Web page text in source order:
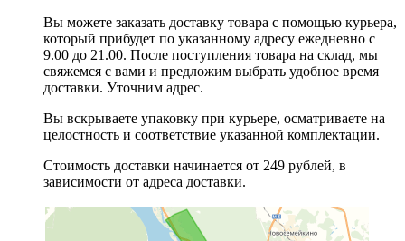
Вы можете заказать доставку товара с помощью курьера,
который прибудет по указанному адресу ежедневно с
9.00 до 21.00. После поступления товара на склад, мы
свяжемся с вами и предложим выбрать удобное время
доставки. Уточним адрес.
Вы вскрываете упаковку при курьере, осматриваете на
целостность и соответствие указанной комплектации.
Стоимость доставки начинается от 249 рублей, в
зависимости от адреса доставки.